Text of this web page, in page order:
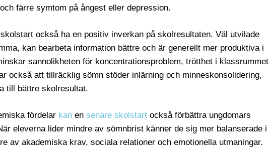
färre symtom på ångest eller depression.
också ha en positiv inverkan på skolresultaten. Väl utvilade
kan bearbeta information bättre och är generellt mer produktiva i
sannolikheten för koncentrationsproblem, trötthet i klassrummet
också att tillräcklig sömn stöder inlärning och minneskonsolidering,
till bättre skolresultat.
fördelar kan en senare skolstart också förbättra ungdomars
eleverna lider mindre av sömnbrist känner de sig mer balanserade i
av akademiska krav, sociala relationer och emotionella utmaningar.